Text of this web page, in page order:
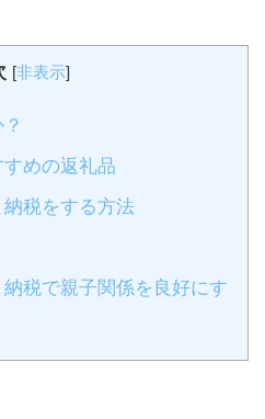
[非表示]
めの返礼品
税をする方法
税で親子関係を良好にす